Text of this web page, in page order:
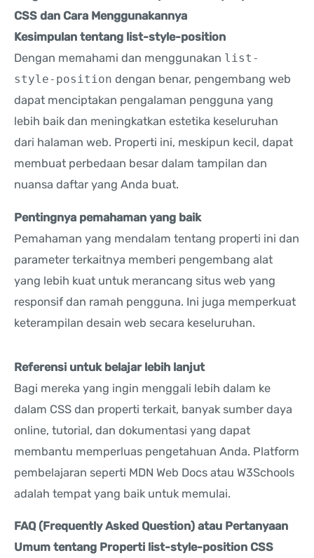
CSS dan Cara Menggunakannya
Kesimpulan tentang list-style-position
Dengan memahami dan menggunakan list-
style-position dengan benar, pengembang web
dapat menciptakan pengalaman pengguna yang
lebih baik dan meningkatkan estetika keseluruhan
dari halaman web. Properti ini, meskipun kecil, dapat
membuat perbedaan besar dalam tampilan dan
nuansa daftar yang Anda buat.
Pentingnya pemahaman yang baik
Pemahaman yang mendalam tentang properti ini dan
parameter terkaitnya memberi pengembang alat
yang lebih kuat untuk merancang situs web yang
responsif dan ramah pengguna. Ini juga memperkuat
keterampilan desain web secara keseluruhan.
Referensi untuk belajar lebih lanjut
Bagi mereka yang ingin menggali lebih dalam ke
dalam CSS dan properti terkait, banyak sumber daya
online, tutorial, dan dokumentasi yang dapat
membantu memperluas pengetahuan Anda. Platform
pembelajaran seperti MDN Web Docs atau W3Schools
adalah tempat yang baik untuk memulai.
FAQ (Frequently Asked Question) atau Pertanyaan
Umum tentang Properti list-style-position CSS